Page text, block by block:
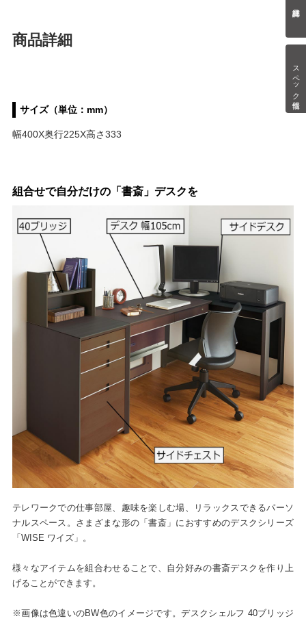
スペック情報
商品詳細
サイズ（単位：mm）
幅400X奥行225X高さ333
組合せで自分だけの「書斎」デスクを
テレワークでの仕事部屋、趣味を楽しむ場、リラックスできるパーソ
ナルスペース。さまざまな形の「書斎」におすすめのデスクシリーズ
「WISE ワイズ」。
様々なアイテムを組合わせることで、自分好みの書斎デスクを作り上
げることができます。
※画像は色違いのBW色のイメージです。デスクシェルフ 40ブリッジ